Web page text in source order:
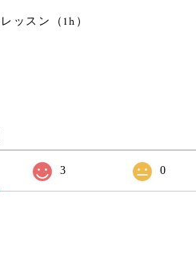
ッスン（1h）
3 0